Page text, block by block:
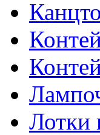
Лотки